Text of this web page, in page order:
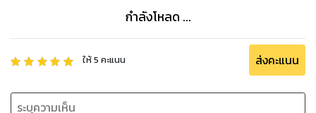
กำลังโหลด ...
ให้5 คะแนน ส่งคะแนน